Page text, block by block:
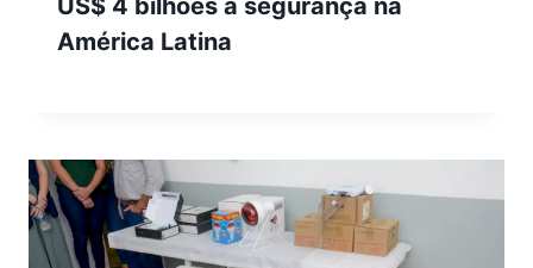
US$ 4 bilhões à segurança na
América Latina